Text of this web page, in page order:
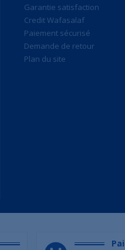
Garantie satisfaction
Credit Wafasalaf
Paiement sécurisé
Demande de retour
Plan du site